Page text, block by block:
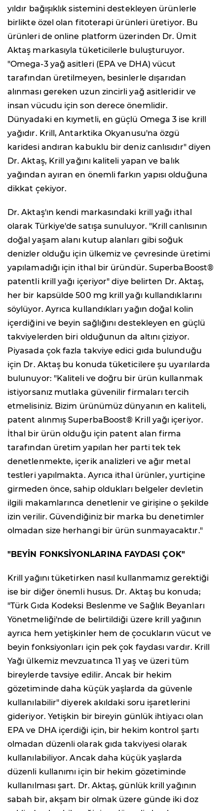
yıldır bağışıklık sistemini destekleyen ürünlerle
birlikte özel olan fitoterapi ürünleri üretiyor. Bu
ürünleri de online platform üzerinden Dr. Ümit
Aktaş markasıyla tüketicilerle buluşturuyor.
"Omega-3 yağ asitleri (EPA ve DHA) vücut
tarafından üretilmeyen, besinlerle dışarıdan
alınması gereken uzun zincirli yağ asitleridir ve
insan vücudu için son derece önemlidir.
Dünyadaki en kıymetli, en güçlü Omega 3 ise krill
yağıdır. Krill, Antarktika Okyanusu'na özgü
karidesi andıran kabuklu bir deniz canlısıdır" diyen
Dr. Aktaş, Krill yağını kaliteli yapan ve balık
yağından ayıran en önemli farkın yapısı olduğuna
dikkat çekiyor.
Dr. Aktaş'ın kendi markasındaki krill yağı ithal
olarak Türkiye'de satışa sunuluyor. "Krill canlısının
doğal yaşam alanı kutup alanları gibi soğuk
denizler olduğu için ülkemiz ve çevresinde üretimi
yapılamadığı için ithal bir üründür. SuperbaBoost®
patentli krill yağı içeriyor" diye belirten Dr. Aktaş,
her bir kapsülde 500 mg krill yağı kullandıklarını
söylüyor. Ayrıca kullandıkları yağın doğal kolin
içerdiğini ve beyin sağlığını destekleyen en güçlü
takviyelerden biri olduğunun da altını çiziyor.
Piyasada çok fazla takviye edici gıda bulunduğu
için Dr. Aktaş bu konuda tüketicilere şu uyarılarda
bulunuyor: "Kaliteli ve doğru bir ürün kullanmak
istiyorsanız mutlaka güvenilir firmaları tercih
etmelisiniz. Bizim ürünümüz dünyanın en kaliteli,
patent alınmış SuperbaBoost® Krill yağı içeriyor.
İthal bir ürün olduğu için patent alan firma
tarafından üretim yapılan her parti tek tek
denetlenmekte, içerik analizleri ve ağır metal
testleri yapılmakta. Ayrıca ithal ürünler, yurtiçine
girmeden önce, sahip oldukları belgeler devletin
ilgili makamlarınca denetlenir ve girişine o şekilde
izin verilir. Güvendiğiniz bir marka bu denetimler
olmadan size herhangi bir ürün sunmayacaktır."
"BEYİN FONKSİYONLARINA FAYDASI ÇOK"
Krill yağını tüketirken nasıl kullanmamız gerektiği
ise bir diğer önemli husus. Dr. Aktaş bu konuda;
"Türk Gıda Kodeksi Beslenme ve Sağlık Beyanları
Yönetmeliği'nde de belirtildiği üzere krill yağının
ayrıca hem yetişkinler hem de çocukların vücut ve
beyin fonksiyonları için pek çok faydası vardır. Krill
Yağı ülkemiz mevzuatınca 11 yaş ve üzeri tüm
bireylerde tavsiye edilir. Ancak bir hekim
gözetiminde daha küçük yaşlarda da güvenle
kullanılabilir" diyerek akıldaki soru işaretlerini
gideriyor. Yetişkin bir bireyin günlük ihtiyacı olan
EPA ve DHA içerdiği için, bir hekim kontrol şartı
olmadan düzenli olarak gıda takviyesi olarak
kullanılabiliyor. Ancak daha küçük yaşlarda
düzenli kullanımı için bir hekim gözetiminde
kullanılması şart. Dr. Aktaş, günlük krill yağının
sabah bir, akşam bir olmak üzere günde iki doz